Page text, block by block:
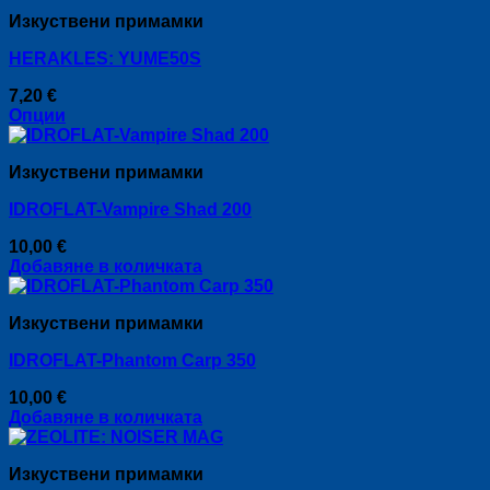
Изкуствени примамки
HERAKLES: YUME50S
7,20 €
Опции
This
has
variants.
options
may
be
on
the
product
page
Изкуствени примамки
IDROFLAT-Vampire Shad 200
10,00 €
Добавяне в количката
Изкуствени примамки
IDROFLAT-Phantom Carp 350
10,00 €
Добавяне в количката
Изкуствени примамки